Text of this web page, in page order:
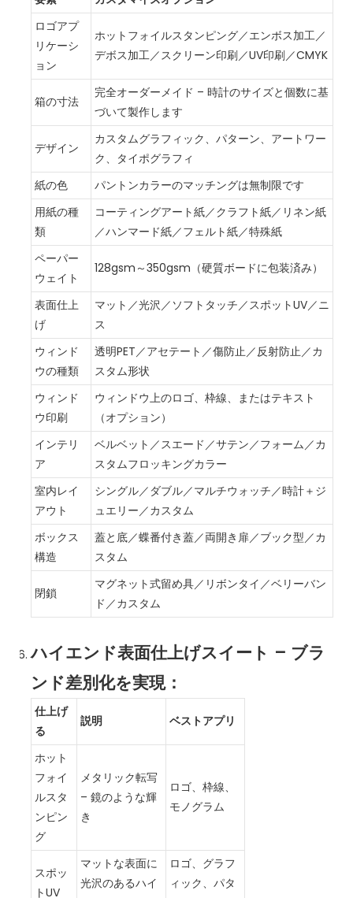
ロゴアプ
リケーシ
ョン
ホットフォイルスタンピング／エンボス加工／
デボス加工／スクリーン印刷／UV印刷／CMYK
箱の寸法
完全オーダーメイド – 時計のサイズと個数に基
づいて製作します
デザイン
カスタムグラフィック、パターン、アートワー
ク、タイポグラフィ
紙の色
パントンカラーのマッチングは無制限です
用紙の種
類
コーティングアート紙／クラフト紙／リネン紙
／ハンマード紙／フェルト紙／特殊紙
ペーパー
ウェイト
128gsm～350gsm（硬質ボードに包装済み）
表面仕上
げ
マット／光沢／ソフトタッチ／スポットUV／ニ
ス
ウィンド
ウの種類
透明PET／アセテート／傷防止／反射防止／カ
スタム形状
ウィンド
ウ印刷
ウィンドウ上のロゴ、枠線、またはテキスト
（オプション）
インテリ
ア
ベルベット／スエード／サテン／フォーム／カ
スタムフロッキングカラー
室内レイ
アウト
シングル／ダブル／マルチウォッチ／時計＋ジ
ュエリー／カスタム
ボックス
構造
蓋と底／蝶番付き蓋／両開き扉／ブック型／カ
スタム
閉鎖
マグネット式留め具／リボンタイ／ベリーバン
ド／カスタム
ハイエンド表面仕上げスイート – ブラ
ンド差別化を実現：
仕上げ
る
説明 ベストアプリ
ホット
フォイ
ルスタ
ンピン
グ
メタリック転写
– 鏡のような輝
き
ロゴ、枠線、
モノグラム
スポッ
トUV
マットな表面に
光沢のあるハイ
ロゴ、グラフ
ィック、パタ